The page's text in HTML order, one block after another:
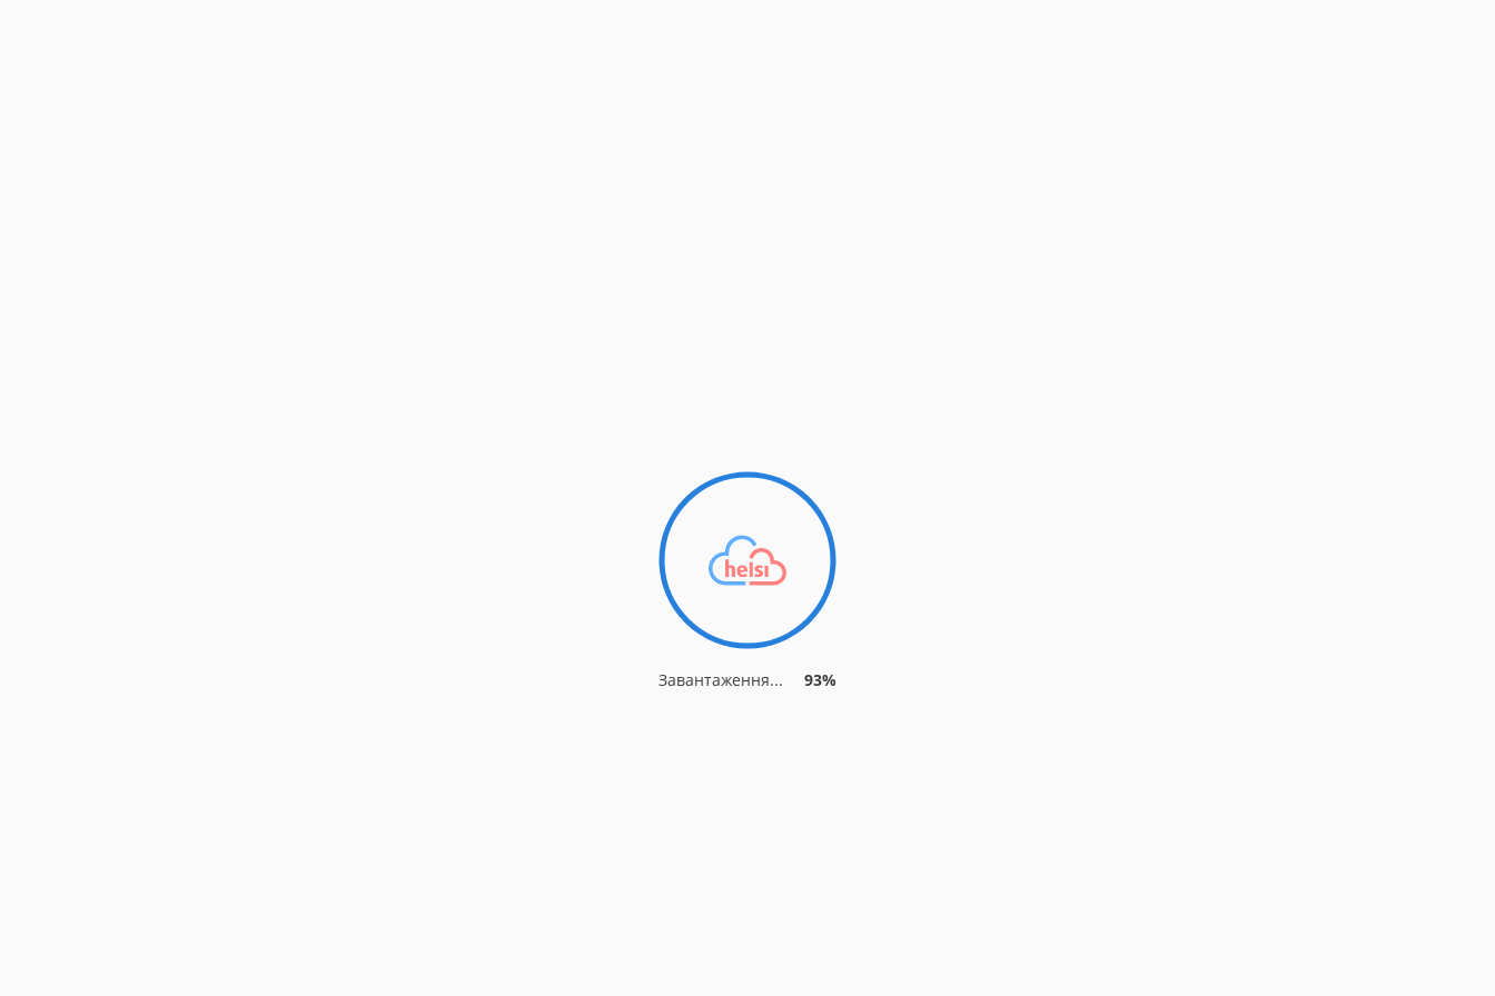
Завантаження... 93%